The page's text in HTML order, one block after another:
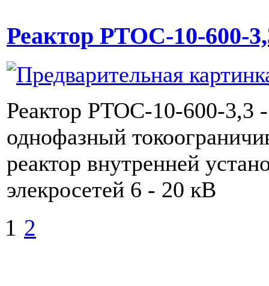
Реактор РТОС-10-600-
Реактор РТОС-10-600-3,3
однофазный
реактор внутренней
элекросетей 6 - 20 кВ
1 2